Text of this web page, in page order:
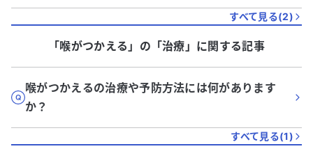
すべて見る(2)
「喉がつかえる」 の「治療 」に関する記事
喉がつかえるの治療や予防方法には何があります
か？
すべて見る(1)